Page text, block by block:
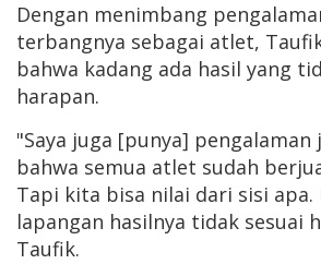
Dengan menimbang
terbangnya sebagai atlet,
bahwa kadang ada hasil yang
harapan.
"Saya juga [punya]
bahwa semua atlet sudah
Tapi kita bisa nilai dari sisi apa.
lapangan hasilnya tidak sesuai
Taufik.